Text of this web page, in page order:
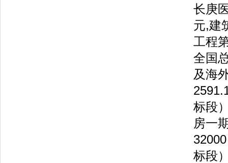
长庚
元,建
工程
全国
及海
标段
房一
标段